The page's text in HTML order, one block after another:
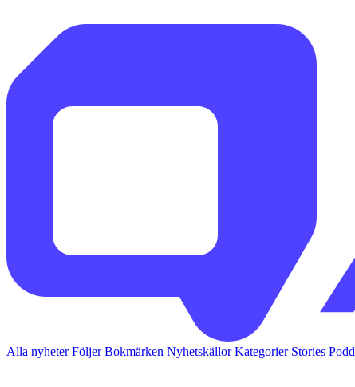
Alla nyheterFöljerBokmärken NyhetskällorKategorier Stories Podd